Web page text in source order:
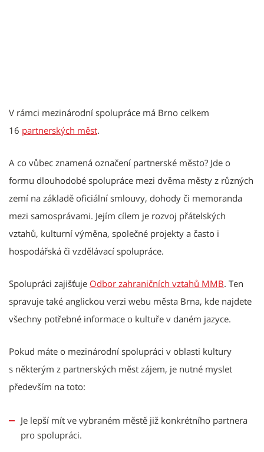
V rámci mezinárodní spolupráce má Brno celkem
16 partnerských měst.
A co vůbec znamená označení partnerské město? Jde o
formu dlouhodobé spolupráce mezi dvěma městy z různých
zemí na základě oficiální smlouvy, dohody či memoranda
mezi samosprávami. Jejím cílem je rozvoj přátelských
vztahů, kulturní výměna, společné projekty a často i
hospodářská či vzdělávací spolupráce.
Spolupráci zajišťuje Odbor zahraničních vztahů MMB. Ten
spravuje také anglickou verzi webu města Brna, kde najdete
všechny potřebné informace o kultuře v daném jazyce.
Pokud máte o mezinárodní spolupráci v oblasti kultury
s některým z partnerských měst zájem, je nutné myslet
především na toto:
Je lepší mít ve vybraném městě již konkrétního partnera
pro spolupráci.